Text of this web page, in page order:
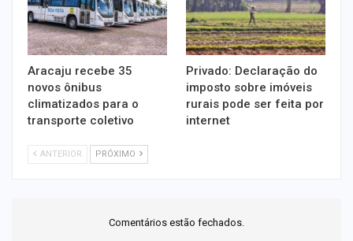
Aracaju recebe 35
novos ônibus
climatizados para o
transporte coletivo
Privado: Declaração do
imposto sobre imóveis
rurais pode ser feita por
internet
ANTERIOR PRÓXIMO
Comentários estão fechados.